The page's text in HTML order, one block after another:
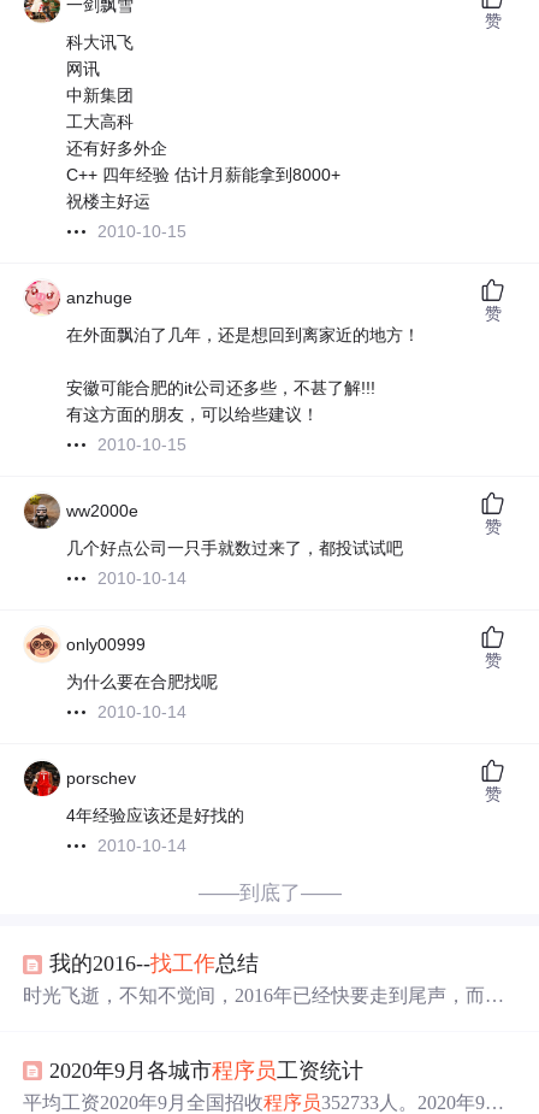
一剑飘雪
科大讯飞
网讯
中新集团
工大高科
还有好多外企
C++ 四年经验 估计月薪能拿到8000+
祝楼主好运
2010-10-15
赞
anzhuge
在外面飘泊了几年，还是想回到离家近的地方！
安徽可能合肥的it公司还多些，不甚了解!!!
有这方面的朋友，可以给些建议！
2010-10-15
赞
ww2000e
几个好点公司一只手就数过来了，都投试试吧
2010-10-14
赞
only00999
为什么要在合肥找呢
2010-10-14
赞
porschev
4年经验应该还是好找的
2010-10-14
赞
——到底了——
我的2016--找工作总结
时光飞逝，不知不觉间，2016年已经快要走到尾声，而我
现在总结一下找工作的这些事情。 先说一下我的基本情
况：中科大本硕，所学的专业是电子信息工程，班级排名
2020年9月各城市程序员工资统计
平均工资2020年9月全国招收程序员352733人。2020年9月